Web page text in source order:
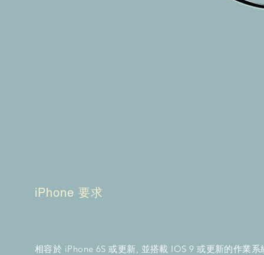
iPhone 要求
相容於 iPhone 6S 或更新, 並搭載 IOS 9 或更新的作業系